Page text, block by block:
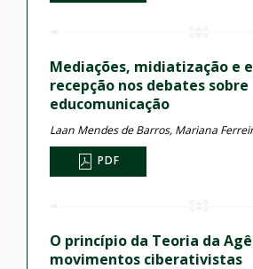
Mediações, midiatização e
recepção nos debates sobre
educomunicação
Laan Mendes de Barros, Mariana
PDF
O princípio da Teoria da
movimentos ciberativistas